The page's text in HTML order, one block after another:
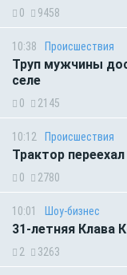
0 9458
10:38 Происшествия
Труп мужчины
селе
0 2145
10:12 Происшествия
Трактор
0 2780
10:01 Шоу-бизнес
31-летняя Клава
2 3263